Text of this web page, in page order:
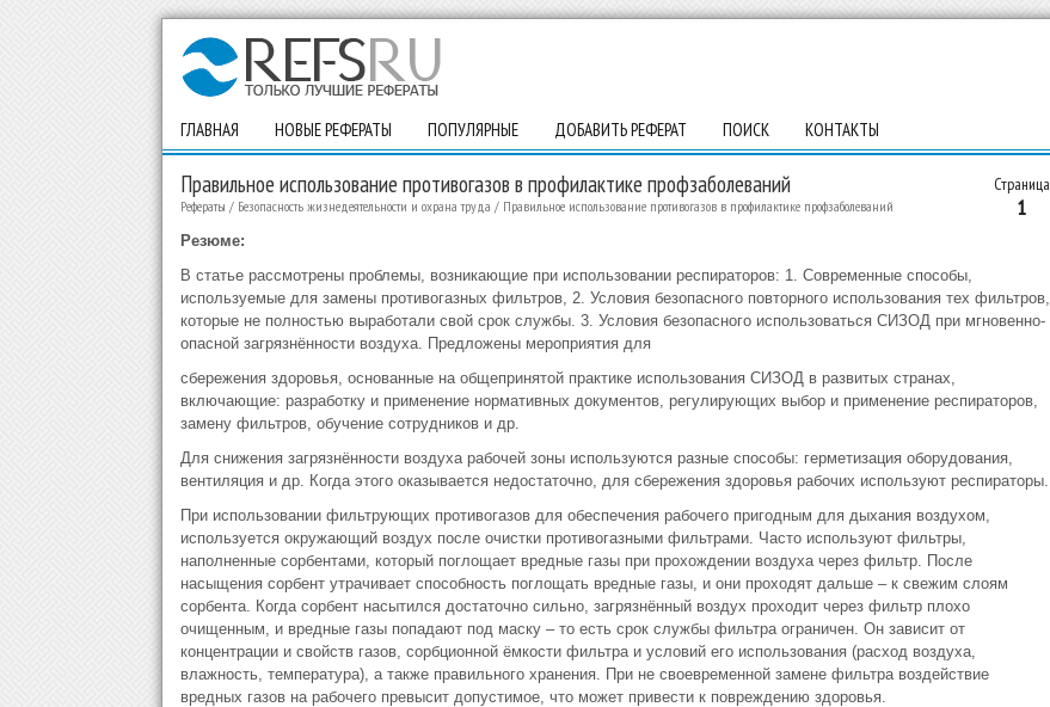
ГЛАВНАЯ НОВЫЕ РЕФЕРАТЫ ПОПУЛЯРНЫЕ ДОБАВИТЬ РЕФЕРАТ ПОИСК КОНТАКТЫ
Страница
1
Правильное использование противогазов в профилактике профзаболеваний
Рефераты / Безопасность жизнедеятельности и охрана труда / Правильное использование противогазов в профилактике профзаболеваний
Резюме:
В статье рассмотрены проблемы, возникающие при использовании респираторов: 1. Современные способы,
используемые для замены противогазных фильтров, 2. Условия безопасного повторного использования тех фильтров,
которые не полностью выработали свой срок службы. 3. Условия безопасного использоваться СИЗОД при мгновенно-
опасной загрязнённости воздуха. Предложены мероприятия для
сбережения здоровья, основанные на общепринятой практике использования СИЗОД в развитых странах,
включающие: разработку и применение нормативных документов, регулирующих выбор и применение респираторов,
замену фильтров, обучение сотрудников и др.
Для снижения загрязнённости воздуха рабочей зоны используются разные способы: герметизация оборудования,
вентиляция и др. Когда этого оказывается недостаточно, для сбережения здоровья рабочих используют респираторы.
При использовании фильтрующих противогазов для обеспечения рабочего пригодным для дыхания воздухом,
используется окружающий воздух после очистки противогазными фильтрами. Часто используют фильтры,
наполненные сорбентами, который поглощает вредные газы при прохождении воздуха через фильтр. После
насыщения сорбент утрачивает способность поглощать вредные газы, и они проходят дальше – к свежим слоям
сорбента. Когда сорбент насытился достаточно сильно, загрязнённый воздух проходит через фильтр плохо
очищенным, и вредные газы попадают под маску – то есть срок службы фильтра ограничен. Он зависит от
концентрации и свойств газов, сорбционной ёмкости фильтра и условий его использования (расход воздуха,
влажность, температура), а также правильного хранения. При не своевременной замене фильтра воздействие
вредных газов на рабочего превысит допустимое, что может привести к повреждению здоровья.